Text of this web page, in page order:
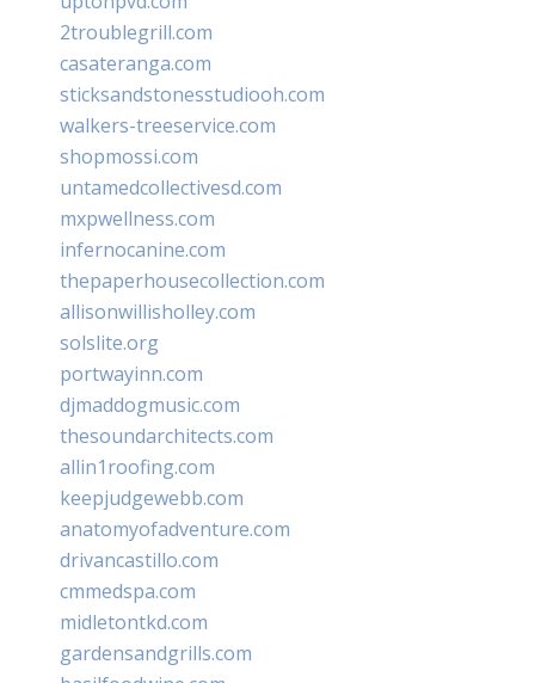
2troublegrill.com
casateranga.com
sticksandstonesstudiooh.com
walkers-treeservice.com
shopmossi.com
untamedcollectivesd.com
mxpwellness.com
infernocanine.com
thepaperhousecollection.com
allisonwillisholley.com
solslite.org
portwayinn.com
djmaddogmusic.com
thesoundarchitects.com
allin1roofing.com
keepjudgewebb.com
anatomyofadventure.com
drivancastillo.com
cmmedspa.com
midletontkd.com
gardensandgrills.com